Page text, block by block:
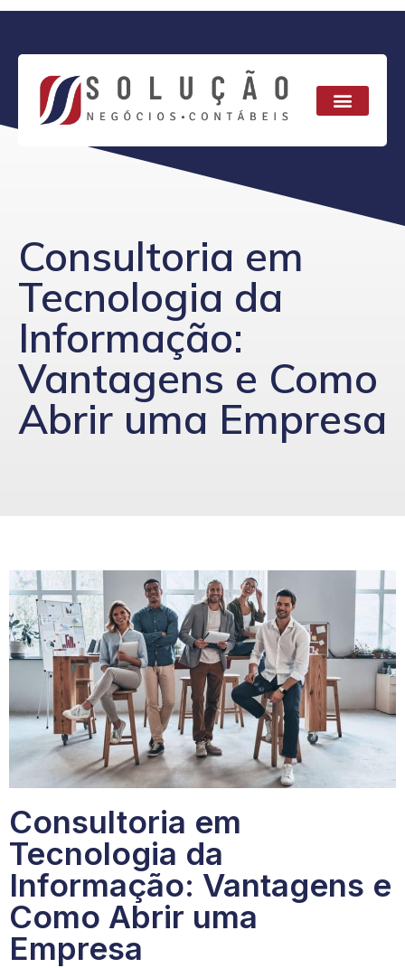
Consultoria em
Tecnologia da
Informação:
Vantagens e Como
Abrir uma Empresa
Consultoria em
Tecnologia da
Informação: Vantagens e
Como Abrir uma
Empresa